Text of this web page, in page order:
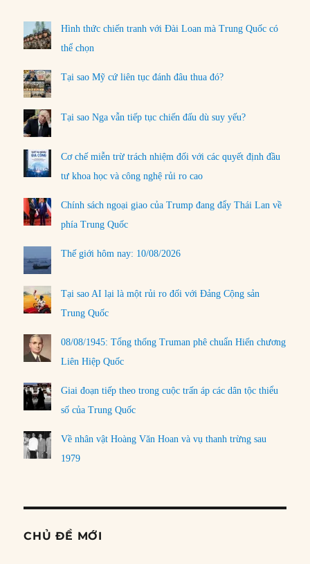
Hình thức chiến tranh với Đài Loan mà Trung Quốc có
thể chọn
Tại sao Mỹ cứ liên tục đánh đâu thua đó?
Tại sao Nga vẫn tiếp tục chiến đấu dù suy yếu?
Cơ chế miễn trừ trách nhiệm đối với các quyết định đầu
tư khoa học và công nghệ rủi ro cao
Chính sách ngoại giao của Trump đang đẩy Thái Lan về
phía Trung Quốc
Thế giới hôm nay: 10/08/2026
Tại sao AI lại là một rủi ro đối với Đảng Cộng sản
Trung Quốc
08/08/1945: Tổng thống Truman phê chuẩn Hiến chương
Liên Hiệp Quốc
Giai đoạn tiếp theo trong cuộc trấn áp các dân tộc thiểu
số của Trung Quốc
Về nhân vật Hoàng Văn Hoan và vụ thanh trừng sau
1979
CHỦ ĐỀ MỚI